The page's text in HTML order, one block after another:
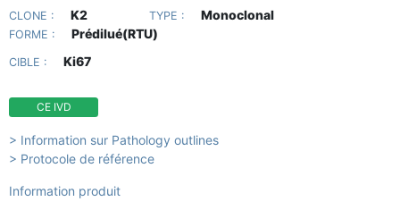
CLONE : K2 TYPE : Monoclonal
FORME : Prédilué(RTU)
CIBLE : Ki67
CE IVD
> Information sur Pathology outlines
> Protocole de référence
Information produit